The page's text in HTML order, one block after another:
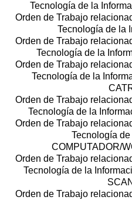
Tecnología de la
Orden de Trabajo
Tecnología de la
Orden de Trabajo
Tecnología de la
Orden de Trabajo
Tecnología de la
Orden de Trabajo
Tecnología de la
Orden de Trabajo
Tecnología
COMPUTADOR/
Orden de Trabajo
Tecnología de la
Orden de Trabajo